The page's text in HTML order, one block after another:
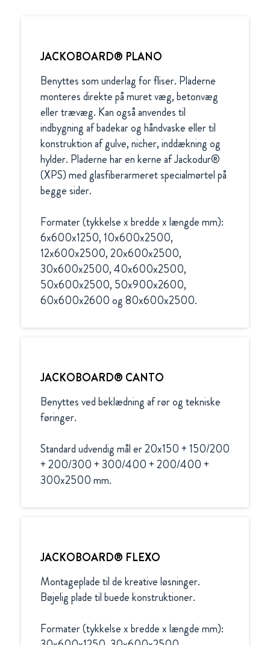
JACKOBOARD® PLANO
Benyttes som underlag for fliser. Pladerne
monteres direkte på muret væg, betonvæg
eller trævæg. Kan også anvendes til
indbygning af badekar og håndvaske eller til
konstruktion af gulve, nicher, inddækning og
hylder. Pladerne har en kerne af Jackodur®
(XPS) med glasfiberarmeret specialmørtel på
begge sider.
Formater (tykkelse x bredde x længde mm):
6x600x1250, 10x600x2500,
12x600x2500, 20x600x2500,
30x600x2500, 40x600x2500,
50x600x2500, 50x900x2600,
60x600x2600 og 80x600x2500.
JACKOBOARD® CANTO
Benyttes ved beklædning af rør og tekniske
føringer.
Standard udvendig mål er 20x150 + 150/200
+ 200/300 + 300/400 + 200/400 +
300x2500 mm.
JACKOBOARD® FLEXO
Montageplade til de kreative løsninger.
Bøjelig plade til buede konstruktioner.
Formater (tykkelse x bredde x længde mm):